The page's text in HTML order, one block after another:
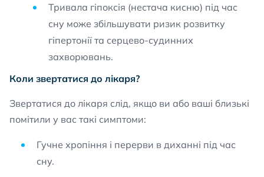
Тривала гіпоксія (нестача кисню) під час
сну може збільшувати ризик розвитку
гіпертонії та серцево-судинних
захворювань.
Коли звертатися до лікаря?
Звертатися до лікаря слід, якщо ви або ваші близькі
помітили у вас такі симптоми:
Гучне хропіння і перерви в диханні під час
сну.